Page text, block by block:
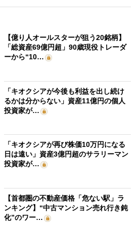
【億り人オールスターが狙う20銘柄】
「総資産69億円超」90歳現役トレーダ
ーから“10…
「キオクシアが今後も利益を出し続け
るかは分からない」資産11億円の個人
投資家が…
「キオクシアが再び株価10万円になる
日は遠い」資産3億円超のサラリーマン
投資家が…
【首都圏の不動産価格「危ない駅」ラ
ンキング】“中古マンション売れ行き鈍
化”のワー…